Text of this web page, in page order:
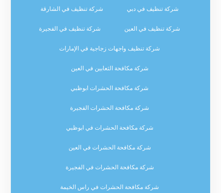
شركة تنظيف في دبي شركة تنظيف في الشارقة
شركة تنظيف في العين شركة تنظيف في الفجيرة
شركة تنظيف واجهات زجاجية في الإمارات
شركة مكافحة الثعابين في العين
شركة مكافحة الحشرات ابوظبي
شركة مكافحة الحشرات الفجيرة
شركة مكافحة الحشرات في ابوظبي
شركة مكافحة الحشرات في العين
شركة مكافحة الحشرات في الفجيرة
شركة مكافحة الحشرات في راس الخيمة